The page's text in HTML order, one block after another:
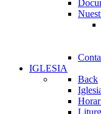
IGLESIA
Back